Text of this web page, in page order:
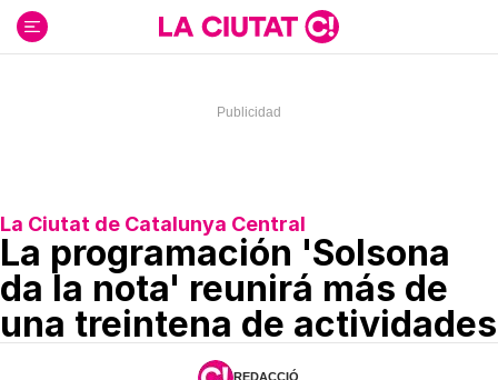
contenido
La Ciutat de Catalunya Central
La programación 'Solsona
da la nota' reunirá más de
una treintena de actividades
REDACCIÓ